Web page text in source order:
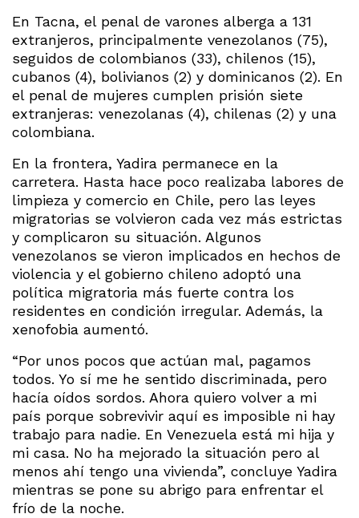
En Tacna, el penal de varones alberga a 131
extranjeros, principalmente venezolanos (75),
seguidos de colombianos (33), chilenos (15),
cubanos (4), bolivianos (2) y dominicanos (2). En
el penal de mujeres cumplen prisión siete
extranjeras: venezolanas (4), chilenas (2) y una
colombiana.
En la frontera, Yadira permanece en la
carretera. Hasta hace poco realizaba labores de
limpieza y comercio en Chile, pero las leyes
migratorias se volvieron cada vez más estrictas
y complicaron su situación. Algunos
venezolanos se vieron implicados en hechos de
violencia y el gobierno chileno adoptó una
política migratoria más fuerte contra los
residentes en condición irregular. Además, la
xenofobia aumentó.
“Por unos pocos que actúan mal, pagamos
todos. Yo sí me he sentido discriminada, pero
hacía oídos sordos. Ahora quiero volver a mi
país porque sobrevivir aquí es imposible ni hay
trabajo para nadie. En Venezuela está mi hija y
mi casa. No ha mejorado la situación pero al
menos ahí tengo una vivienda”, concluye Yadira
mientras se pone su abrigo para enfrentar el
frío de la noche.